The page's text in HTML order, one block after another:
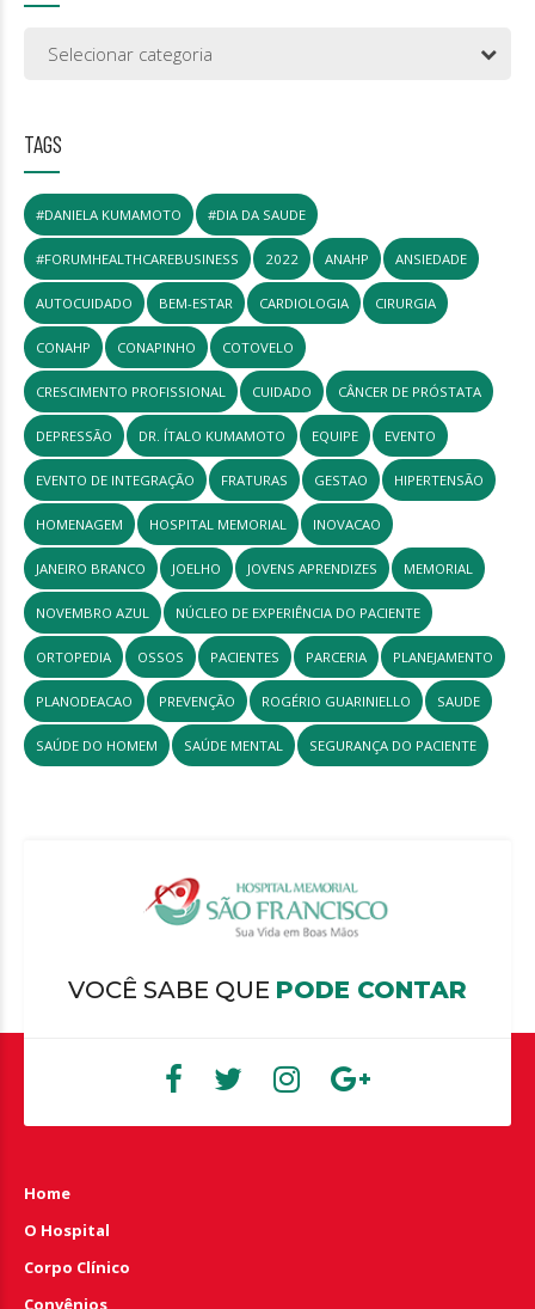
Selecionar categoria
TAGS
#DANIELA KUMAMOTO #DIA DA SAUDE
#FORUMHEALTHCAREBUSINESS 2022 ANAHP ANSIEDADE
AUTOCUIDADO BEM-ESTAR CARDIOLOGIA CIRURGIA
CONAHP CONAPINHO COTOVELO
CRESCIMENTO PROFISSIONAL CUIDADO CÂNCER DE PRÓSTATA
DEPRESSÃO DR. ÍTALO KUMAMOTO EQUIPE EVENTO
EVENTO DE INTEGRAÇÃO FRATURAS GESTAO HIPERTENSÃO
HOMENAGEM HOSPITAL MEMORIAL INOVACAO
JANEIRO BRANCO JOELHO JOVENS APRENDIZES MEMORIAL
NOVEMBRO AZUL NÚCLEO DE EXPERIÊNCIA DO PACIENTE
ORTOPEDIA OSSOS PACIENTES PARCERIA PLANEJAMENTO
PLANODEACAO PREVENÇÃO ROGÉRIO GUARINIELLO SAUDE
SAÚDE DO HOMEM SAÚDE MENTAL SEGURANÇA DO PACIENTE
VOCÊ SABE QUE PODE CONTAR
Home
O Hospital
Corpo Clínico
Convênios